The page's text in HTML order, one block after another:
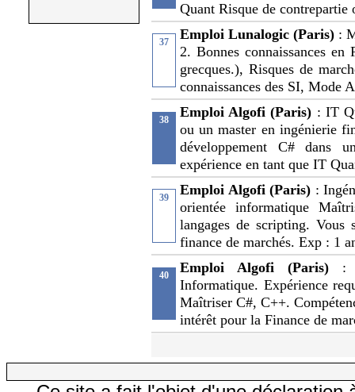
Quant Risque de contrepartie
37 Emploi Lunalogic (Paris) :
2. Bonnes connaissances
grecques.), Risques de
connaissances des SI, Mode
38 Emploi Algofi (Paris) : IT
ou un master en ingénierie
développement C# dans
expérience en tant que IT
39 Emploi Algofi (Paris) :
orientée informatique
langages de scripting. Vous
finance de marchés. Exp : 1
40 Emploi Algofi (Paris) :
Informatique. Expérience
Maîtriser C#, C++.
intérêt pour la Finance de